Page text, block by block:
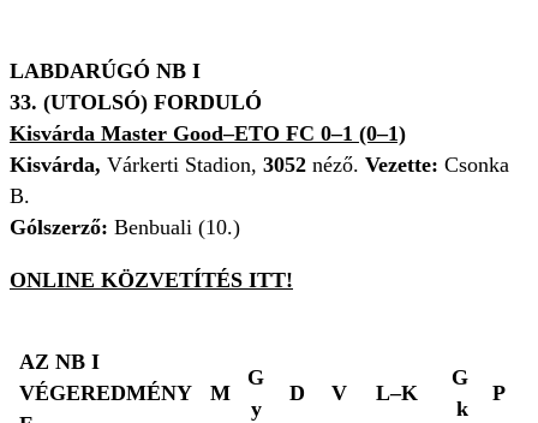
LABDARÚGÓ NB I
33. (UTOLSÓ) FORDULÓ
Kisvárda Master Good–ETO FC 0–1 (0–1)
Kisvárda, Várkerti Stadion, 3052 néző. Vezette: Csonka
B.
Gólszerző: Benbuali (10.)
ONLINE KÖZVETÍTÉS ITT!
AZ NB I
VÉGEREDMÉNY
M
G
y
D V L–K
G
k
P